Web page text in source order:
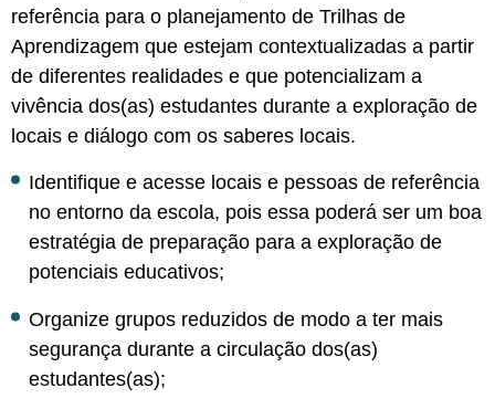
referência para o planejamento de Trilhas de
Aprendizagem que estejam contextualizadas a partir
de diferentes realidades e que potencializam a
vivência dos(as) estudantes durante a exploração de
locais e diálogo com os saberes locais.
Identifique e acesse locais e pessoas de referência
no entorno da escola, pois essa poderá ser um boa
estratégia de preparação para a exploração de
potenciais educativos;
Organize grupos reduzidos de modo a ter mais
segurança durante a circulação dos(as)
estudantes(as);